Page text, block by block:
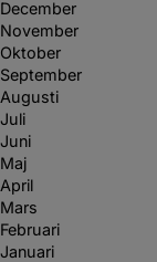
December
November
Oktober
September
Augusti
Juli
Juni
Maj
April
Mars
Februari
Januari